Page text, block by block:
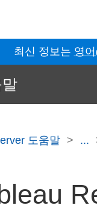
최신 정보는 영
도움말 ...